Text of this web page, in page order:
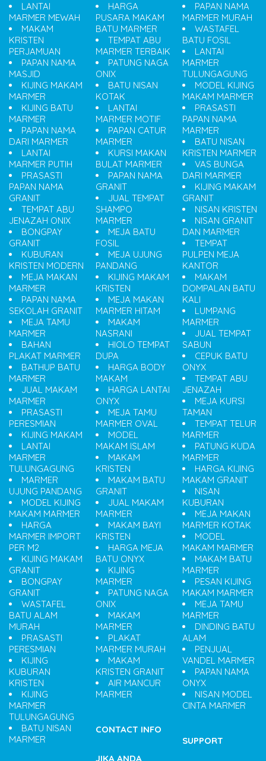
LANTAI
MARMER MEWAH
MAKAM
KRISTEN
PERJAMUAN
PAPAN NAMA
MASJID
KIJING MAKAM
MARMER
KIJING BATU
MARMER
PAPAN NAMA
DARI MARMER
LANTAI
MARMER PUTIH
PRASASTI
PAPAN NAMA
GRANIT
TEMPAT ABU
JENAZAH ONIX
BONGPAY
GRANIT
KUBURAN
KRISTEN MODERN
MEJA MAKAN
MARMER
PAPAN NAMA
SEKOLAH GRANIT
MEJA TAMU
MARMER
BAHAN
PLAKAT MARMER
BATHUP BATU
MARMER
JUAL MAKAM
MARMER
PRASASTI
PERESMIAN
KIJING MAKAM
LANTAI
MARMER
TULUNGAGUNG
MARMER
UJUNG PANDANG
MODEL KIJING
MAKAM MARMER
HARGA
MARMER IMPORT
PER M2
KIJING MAKAM
GRANIT
BONGPAY
GRANIT
WASTAFEL
BATU ALAM
MURAH
PRASASTI
PERESMIAN
KIJING
KUBURAN
KRISTEN
KIJING
MARMER
TULUNGAGUNG
BATU NISAN
MARMER
HARGA
PUSARA MAKAM
BATU MARMER
TEMPAT ABU
MARMER TERBAIK
PATUNG NAGA
ONIX
BATU NISAN
KOTAK
LANTAI
MARMER MOTIF
PAPAN CATUR
MARMER
KURSI MAKAN
BULAT MARMER
PAPAN NAMA
GRANIT
JUAL TEMPAT
SHAMPO
MARMER
MEJA BATU
FOSIL
MEJA UJUNG
PANDANG
KIJING MAKAM
KRISTEN
MEJA MAKAN
MARMER HITAM
MAKAM
NASRANI
HIOLO TEMPAT
DUPA
HARGA BODY
MAKAM
HARGA LANTAI
ONYX
MEJA TAMU
MARMER OVAL
MODEL
MAKAM ISLAM
MAKAM
KRISTEN
MAKAM BATU
GRANIT
JUAL MAKAM
MARMER
MAKAM BAYI
KRISTEN
HARGA MEJA
BATU ONYX
KIJING
MARMER
PATUNG NAGA
ONIX
MAKAM
MARMER
PLAKAT
MARMER MURAH
MAKAM
KRISTEN GRANIT
AIR MANCUR
MARMER
CONTACT INFO
JIKA ANDA
PAPAN NAMA
MARMER MURAH
WASTAFEL
BATU FOSIL
LANTAI
MARMER
TULUNGAGUNG
MODEL KIJING
MAKAM MARMER
PRASASTI
PAPAN NAMA
MARMER
BATU NISAN
KRISTEN MARMER
VAS BUNGA
DARI MARMER
KIJING MAKAM
GRANIT
NISAN KRISTEN
NISAN GRANIT
DAN MARMER
TEMPAT
PULPEN MEJA
KANTOR
MAKAM
DOMPALAN BATU
KALI
LUMPANG
MARMER
JUAL TEMPAT
SABUN
CEPUK BATU
ONYX
TEMPAT ABU
JENAZAH
MEJA KURSI
TAMAN
TEMPAT TELUR
MARMER
PATUNG KUDA
MARMER
HARGA KIJING
MAKAM GRANIT
NISAN
KUBURAN
MEJA MAKAN
MARMER KOTAK
MODEL
MAKAM MARMER
MAKAM BATU
MARMER
PESAN KIJING
MAKAM MARMER
MEJA TAMU
MARMER
DINDING BATU
ALAM
PENJUAL
VANDEL MARMER
PAPAN NAMA
ONYX
NISAN MODEL
CINTA MARMER
SUPPORT